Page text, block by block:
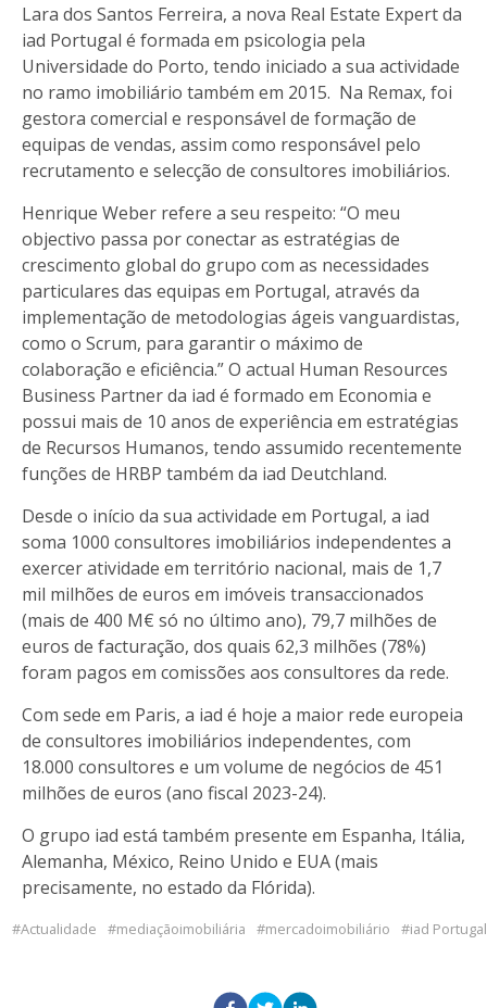
Lara dos Santos Ferreira, a nova Real Estate Expert da
iad Portugal é formada em psicologia pela
Universidade do Porto, tendo iniciado a sua actividade
no ramo imobiliário também em 2015. Na Remax, foi
gestora comercial e responsável de formação de
equipas de vendas, assim como responsável pelo
recrutamento e selecção de consultores imobiliários.
Henrique Weber refere a seu respeito: “O meu
objectivo passa por conectar as estratégias de
crescimento global do grupo com as necessidades
particulares das equipas em Portugal, através da
implementação de metodologias ágeis vanguardistas,
como o Scrum, para garantir o máximo de
colaboração e eficiência.” O actual Human Resources
Business Partner da iad é formado em Economia e
possui mais de 10 anos de experiência em estratégias
de Recursos Humanos, tendo assumido recentemente
funções de HRBP também da iad Deutchland.
Desde o início da sua actividade em Portugal, a iad
soma 1000 consultores imobiliários independentes a
exercer atividade em território nacional, mais de 1,7
mil milhões de euros em imóveis transaccionados
(mais de 400 M€ só no último ano), 79,7 milhões de
euros de facturação, dos quais 62,3 milhões (78%)
foram pagos em comissões aos consultores da rede.
Com sede em Paris, a iad é hoje a maior rede europeia
de consultores imobiliários independentes, com
18.000 consultores e um volume de negócios de 451
milhões de euros (ano fiscal 2023-24).
O grupo iad está também presente em Espanha, Itália,
Alemanha, México, Reino Unido e EUA (mais
precisamente, no estado da Flórida).
Actualidade mediaçãoimobiliária mercadoimobiliário iad Portugal